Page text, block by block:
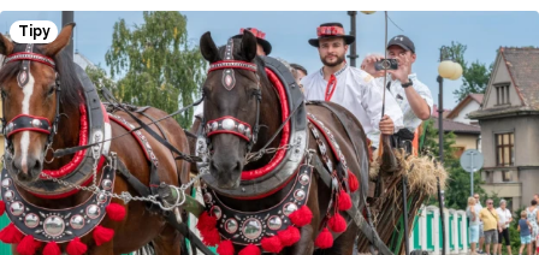
úkolů, pohyb na čerstvém vzduchu a hlavně spoustu
zábavy. To vše a mnohem víc na ploše větší než fotbalové
hřiště.
Tipy